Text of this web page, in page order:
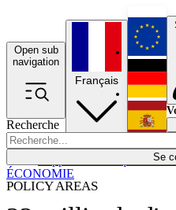
Open sub
navigation
Recherche
Se
POLICY AREAS
Français
ÉCONOMIE